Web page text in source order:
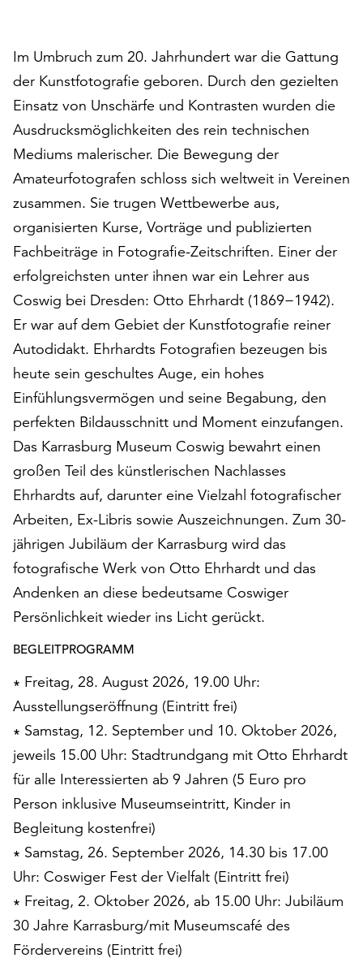
akzeptieren“,
um
alle
Cookies
zu
akzeptieren.
können
Ihr
Einverständnis
jederzeit
ändern
und
widerrufen.
Dafür
steht
Ihnen
am
Ende
der
Seite
die
Schaltfläche
„Cookie-
Einstellungen“
zur
Verfügung.
Funktionale
Cookies
werden
auch
Ihr
weiterhin
ausgeführt.
Möchten
Sie
die
verwendeten
Cookies
anpassen,
erreichen
Sie
die
Einstellungen
über
die
Im Umbruch zum 20. Jahrhundert war die Gattung
der Kunstfotografie geboren. Durch den gezielten
Einsatz von Unschärfe und Kontrasten wurden die
Ausdrucksmöglichkeiten des rein technischen
Mediums malerischer. Die Bewegung der
Amateurfotografen schloss sich weltweit in Vereinen
zusammen. Sie trugen Wettbewerbe aus,
organisierten Kurse, Vorträge und publizierten
Fachbeiträge in Fotografie-Zeitschriften. Einer der
erfolgreichsten unter ihnen war ein Lehrer aus
Coswig bei Dresden: Otto Ehrhardt (1869−1942).
Er war auf dem Gebiet der Kunstfotografie reiner
Autodidakt. Ehrhardts Fotografien bezeugen bis
heute sein geschultes Auge, ein hohes
Einfühlungsvermögen und seine Begabung, den
perfekten Bildausschnitt und Moment einzufangen.
Das Karrasburg Museum Coswig bewahrt einen
großen Teil des künstlerischen Nachlasses
Ehrhardts auf, darunter eine Vielzahl fotografischer
Arbeiten, Ex-Libris sowie Auszeichnungen. Zum 30-
jährigen Jubiläum der Karrasburg wird das
fotografische Werk von Otto Ehrhardt und das
Andenken an diese bedeutsame Coswiger
Persönlichkeit wieder ins Licht gerückt.
BEGLEITPROGRAMM
∗ Freitag, 28. August 2026, 19.00 Uhr:
Ausstellungseröffnung (Eintritt frei)
∗ Samstag, 12. September und 10. Oktober 2026,
jeweils 15.00 Uhr: Stadtrundgang mit Otto Ehrhardt
für alle Interessierten ab 9 Jahren (5 Euro pro
Person inklusive Museumseintritt, Kinder in
Begleitung kostenfrei)
∗ Samstag, 26. September 2026, 14.30 bis 17.00
Uhr: Coswiger Fest der Vielfalt (Eintritt frei)
∗ Freitag, 2. Oktober 2026, ab 15.00 Uhr: Jubiläum
30 Jahre Karrasburg/mit Museumscafé des
Fördervereins (Eintritt frei)